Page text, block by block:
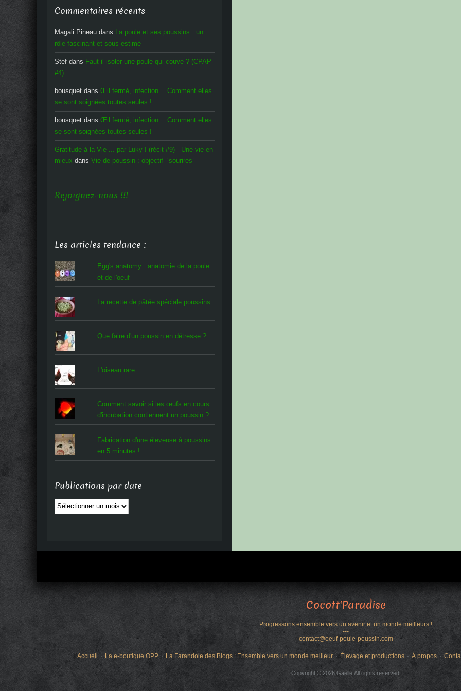
Commentaires récents
Magali Pineau dans La poule et ses poussins : un
rôle fascinant et sous-estimé
Stef dans Faut-il isoler une poule qui couve ? (CPAP
#4)
bousquet dans Œil fermé, infection… Comment elles
se sont soignées toutes seules !
bousquet dans Œil fermé, infection… Comment elles
se sont soignées toutes seules !
Gratitude à la Vie ... par Luky ! (récit #9) - Une vie en
mieux dans Vie de poussin : objectif ‘sourires’
Rejoignez-nous !!!
Les articles tendance :
Egg's anatomy : anatomie de la poule
et de l'oeuf
La recette de pâtée spéciale poussins
Que faire d'un poussin en détresse ?
L'oiseau rare
Comment savoir si les œufs en cours
d'incubation contiennent un poussin ?
Fabrication d'une éleveuse à poussins
en 5 minutes !
Publications par date
Publications
par
Cocott'Paradise
Progressons ensemble vers un avenir et un monde meilleurs !
---
contact@oeuf-poule-poussin.com
Accueil La e-boutique OPP La Farandole des Blogs : Ensemble vers un monde meilleur Élevage et productions À propos
Copyright © 2026 Gaëlle.All rights reserved.